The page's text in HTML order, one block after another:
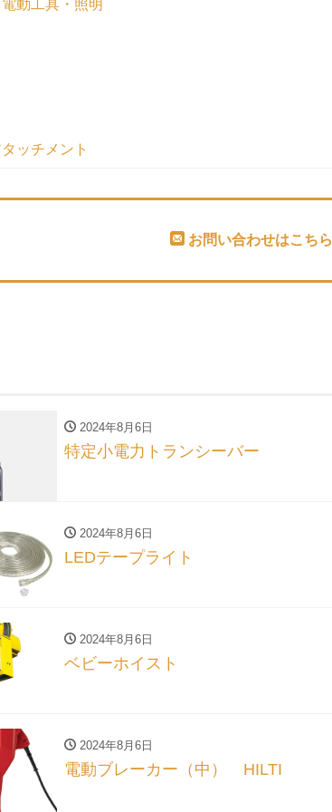
動工具・照明
ッチメント
お問い合わせはこちら
2024年8月6日
特定小電力トランシーバー
2024年8月6日
LEDテープライト
2024年8月6日
ベビーホイスト
2024年8月6日
電動ブレーカー（中） HILTI